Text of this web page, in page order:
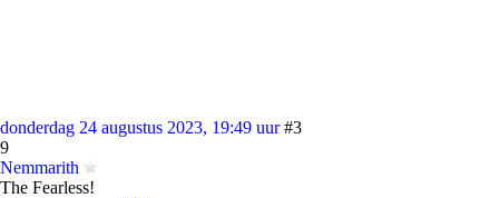
donderdag 24 augustus 2023, 19:49 uur #3
9
Nemmarith
The Fearless!